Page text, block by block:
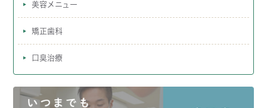
美容メニュー
矯正歯科
口臭治療